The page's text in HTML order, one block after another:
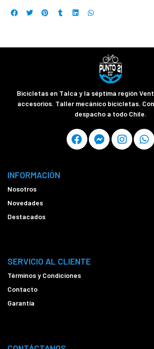
Bicicletas en Talca y la séptima región
accesorios. Taller mecánico bicicletas.
despacho a todo Chile.
INFORMACIÓN
Nosotros
Novedades
Destacados
SERVICIO AL CLIENTE
Términos y Condiciones
Contacto
Garantía